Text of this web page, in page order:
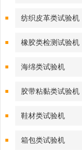
纺织皮革类试验机
橡胶类检测试验机
海绵类试验机
胶带粘黏类试验机
鞋材类试验机
箱包类试验机